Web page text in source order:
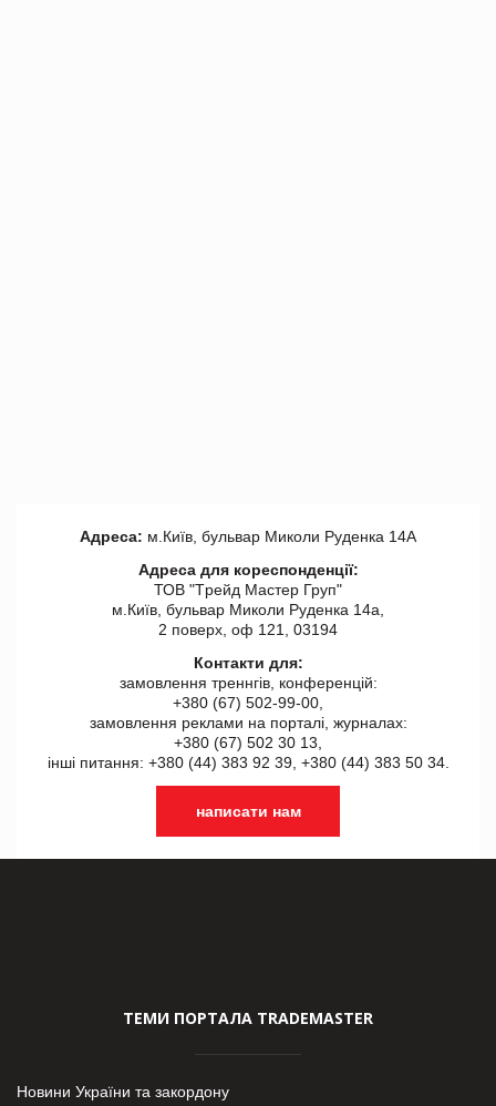
Адреса: м.Київ, бульвар Миколи Руденка 14А
Адреса для кореспонденції:
ТОВ "Tрейд Мастер Груп"
м.Київ, бульвар Миколи Руденка 14а,
2 поверх, оф 121, 03194
Контакти для:
замовлення треннгів, конференцій:
+380 (67) 502-99-00,
замовлення реклами на порталі, журналах:
+380 (67) 502 30 13,
інші питання: +380 (44) 383 92 39, +380 (44) 383 50 34.
написати нам
ТЕМИ ПОРТАЛА TRADEMASTER
Новини України та закордону